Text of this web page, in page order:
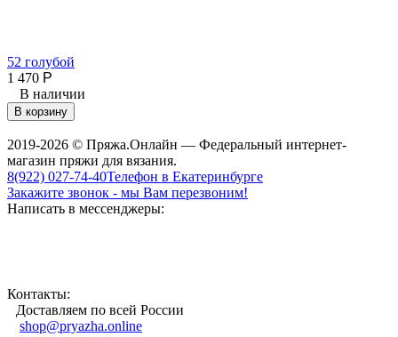
52 голубой
1 470 Р
В наличии
В корзину
2019-2026 © Пряжа.Онлайн — Федеральный интернет-
магазин пряжи для вязания.
8(922) 027-74-40Телефон в Екатеринбурге
Закажите звонок - мы Вам перезвоним!
Написать в мессенджеры:
Контакты:
Доставляем по всей России
shop@pryazha.online